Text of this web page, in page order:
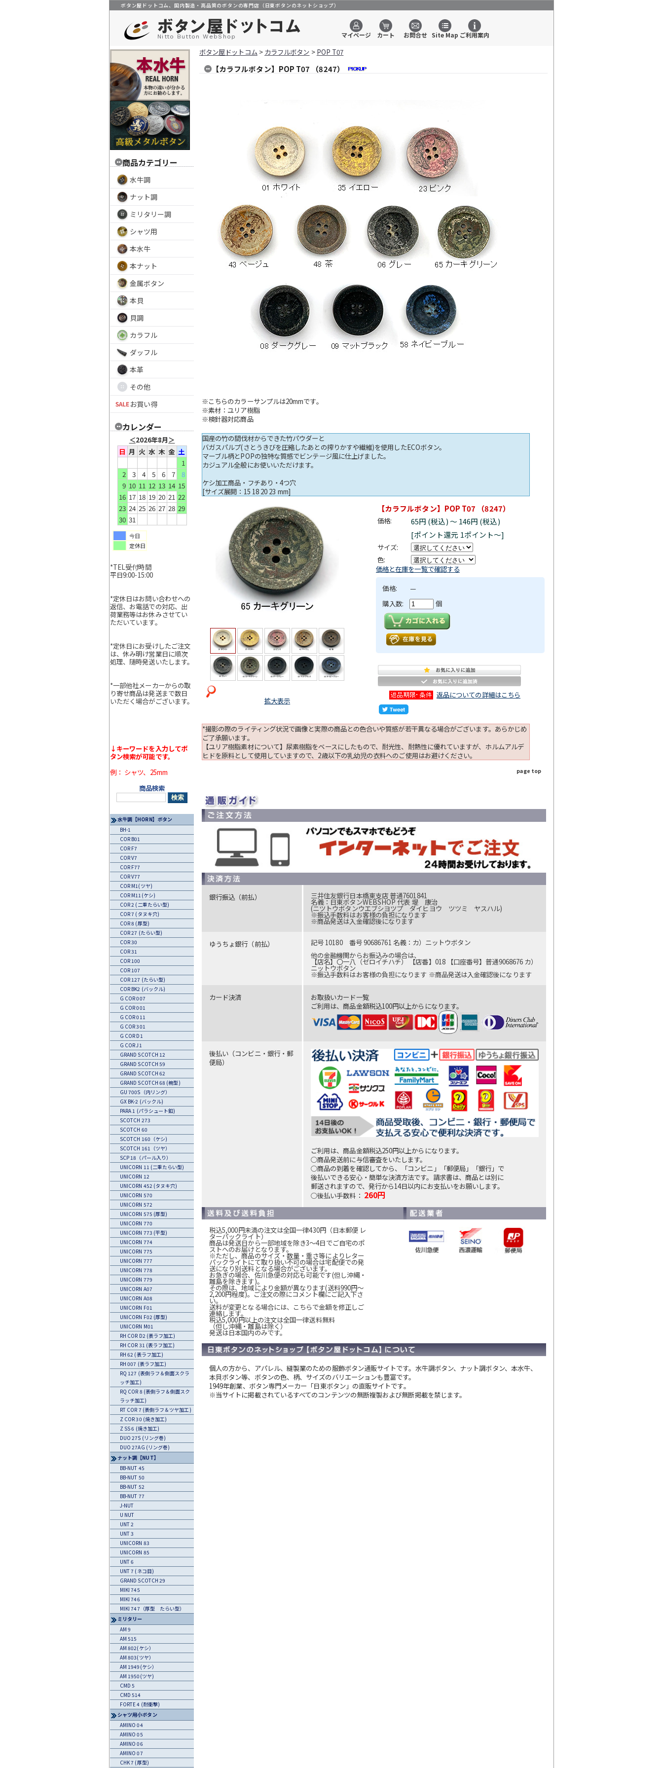
ボタン屋ドットコム、国内製造・高品質のボタンの専門店（日東ボタンのネットショップ）
Nitto Button WebShop マイページ カート お問合せ Site Map ご利用案内
商品カテゴリー
水牛調
ナット調
ミリタリー調
シャツ用
本水牛
本ナット
金属ボタン
本貝
貝調
カラフル
ダッフル
本革
その他
お買い得
カレンダー
＜2026年8月＞
日 月 火 水 木 金 土
1
2
3 4 5 6 7
8
9 10 11 12 13 14 15
16 17 18 19 20 21 22
23 24 25 26 27 28 29
30 31
今日
定休日
*TEL受付時間
平日9:00-15:00
*定休日はお問い合わせへの
返信、お電話での対応、出
荷業務等はお休みさせてい
ただいています。
*定休日にお受けしたご注文
は、休み明け営業日に順次
処理、随時発送いたします。
*一部他社メーカーからの取
り寄せ商品は発送まで数日
いただく場合がございます。
↓キーワードを入力してボ
タン検索が可能です。
例： シャツ、25mm
商品検索
水牛調【HORN】ボタン
BH-1
COR B01
COR F7
COR V7
COR F77
COR V77
COR M1(ツヤ)
COR M11(ケシ)
COR 2 (二重たらい型)
COR 7 (タヌキ穴)
COR 8 (厚型)
COR 27 (たらい型)
COR 30
COR 31
COR 100
COR 107
COR 127 (たらい型)
COR BK2 (バックル)
G COR 007
G COR 001
G COR 011
G COR 301
G COR D1
G COR J1
GRAND SCOTCH 12
GRAND SCOTCH 59
GRAND SCOTCH 62
GRAND SCOTCH 68 (椀型)
GU 700S（内リング）
GX BK-2 (バックル)
PARA 1 (パラシュート釦)
SCOTCH 273
SCOTCH 60
SCOTCH 160（ケシ)
SCOTCH 161（ツヤ）
SCP 18（パール入り）
UNICORN 11 (二重たらい型)
UNICORN 12
UNICORN 452 (タヌキ穴)
UNICORN 570
UNICORN 572
UNICORN 575 (厚型)
UNICORN 770
UNICORN 773 (平型)
UNICORN 774
UNICORN 775
UNICORN 777
UNICORN 778
UNICORN 779
UNICORN A07
UNICORN A08
UNICORN F01
UNICORN F02 (厚型)
UNICORN M01
RH COR D2 (表ラフ加工)
RH COR 31 (表ラフ加工)
RH 62 (表ラフ加工)
RH 007 (表ラフ加工)
RQ 127 (表側ラフ＆側面スクラ
ッチ加工)
RQ COR 8 (表側ラフ＆側面スク
ラッチ加工)
RT COR 7 (表側ラフ＆ツヤ加工)
Z COR 30 (焼き加工)
Z SS 6 (焼き加工)
DUO 27S (リング巻)
DUO 27AG (リング巻)
ナット調【NUT】
BB-NUT 45
BB-NUT 50
BB-NUT 52
BB-NUT 77
J-NUT
U NUT
UNT 2
UNT 3
UNICORN 83
UNICORN 85
UNT 6
UNT 7 (ネコ目)
GRAND SCOTCH 29
MIKI 745
MIKI 746
MIKI 747（厚型 たらい型）
ミリタリー
AM 9
AM 515
AM 802(ケシ）
AM 803(ツヤ）
AM 1949(ケシ）
AM 1950(ツヤ)
CMD 5
CMD 514
FORTE 4 (耐衝撃)
シャツ用小ボタン
AMINO 04
AMINO 05
AMINO 06
AMINO 07
CHK 7 (厚型)
ボタン屋ドットコム> カラフルボタン > POP T07
【カラフルボタン】POP T07 （8247）
※こちらのカラーサンプルは20mmです。
※素材：ユリア樹脂
※検針器対応商品
国産の竹の間伐材からできた竹パウダーと
バガスパルプ(さとうきびを圧縮したあとの搾りかすや繊維)を使用したECOボタン。
マーブル柄とPOPの独特な質感でビンテージ風に仕上げました。
カジュアル全般にお使いいただけます。
ケシ加工商品・フチあり・4つ穴
[サイズ展開：15 18 20 23 mm]
拡大表示
【カラフルボタン】POP T07 （8247）
価格: 65円 (税込)～ 146円 (税込)
[ポイント還元 1ポイント～]
サイズ:
色:
価格と在庫を一覧で確認する
価格:
－
購入数: 個
返品についての詳細はこちら
*撮影の際のライティング状況で画像と実際の商品との色合いや質感が若干異なる場合がございます。あらかじめ
ご了承願います。
【ユリア樹脂素材について】尿素樹脂をベースにしたもので、耐光性、耐熱性に優れていますが、ホルムアルデ
ヒドを原料として使用していますので、2歳以下の乳幼児の衣料へのご使用はお避けください。
page top
銀行振込（前払） 三井住友銀行日本橋東支店 普通7601841
名義：日東ボタンWEBSHOP 代表 堤 康治
(ニツトウボタンウエブシヨツプ ダイヒヨウ ツツミ ヤスハル)
※振込手数料はお客様の負担になります
※商品発送は入金確認後になります
ゆうちょ銀行（前払）
記号 10180 番号 90686761 名義：カ）ニットウボタン
他の金融機関からお振込みの場合は、
【店名】〇一八（ゼロイチハチ） 【店番】018 【口座番号】普通9068676 カ）
ニットウボタン
※振込手数料はお客様の負担になります ※商品発送は入金確認後になります
カード決済
お取扱いカード一覧
ご利用は、商品金額税込100円以上からになります。
後払い（コンビニ・銀行・郵
便局）
ご利用は、商品金額税込250円以上からになります。
○商品発送前に与信審査をいたします。
○商品の到着を確認してから、「コンビニ」「郵便局」「銀行」で
後払いできる安心・簡単な決済方法です。請求書は、商品とは別に
郵送されますので、発行から14日以内にお支払いをお願いします。
○後払い手数料： 260円
税込5,000円未満の注文は全国一律430円（日本郵便 レ
ターパックライト）
商品は発送日から一部地域を除き3～4日でご自宅のポ
ストへのお届けとなります。
※ただし、商品のサイズ・数量・重さ等によりレター
パックライトにて取り扱い不可の場合は宅配便での発
送になり別送料となる場合がございます。
お急ぎの場合、佐川急便の対応も可能です(但し沖縄・
離島を除きます)。
その際は、地域により金額が異なります(送料990円～
2,200円程度)。ご注文の際にコメント欄にご記入下さ
い。
送料が変更となる場合には、こちらで金額を修正しご
連絡します。
税込5,000円以上の注文は全国一律送料無料
（但し沖縄・離島は除く）
発送は日本国内のみです。
個人の方から、アパレル、縫製業のための服飾ボタン通販サイトです。 水牛調ボタン、ナット調ボタン、本水牛、
本貝ボタン等、ボタンの色、柄、サイズのバリエーションも豊富です。
1949年創業、ボタン専門メーカー「日東ボタン」の直販サイトです。
※当サイトに掲載されているすべてのコンテンツの無断複製および無断掲載を禁じます。